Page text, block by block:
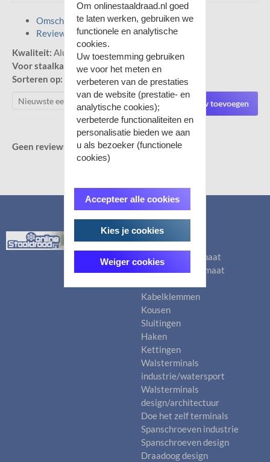
Omschrijving
Reviews
Kwaliteit: Aluminium
Voor staalkabel diameter:2,5mm
Sorteren op:
Review toevoegen
Geen reviews gevonden.
Categorieën
Staalkabels op maat
Dyneemalijn op maat
Kabelklemmen
Kousen
Sluitingen
Haken
Kettingen
Walsterminals
industrie/watersport
Walsterminals
design/architectuur
Doe het zelf terminals
Spanschroeven industrie
Spanschroeven design
Draadoog design
Om onlinestaaldraad.nl goed
te laten werken, gebruiken we
functionele en analytische
cookies.
Uw toestemming gebruiken
we voor het meten en
verbeteren van de prestaties
van de website (prestatie- en
analytische cookies);
verbeterde functionaliteiten en
personalisatie bieden we aan
u als bezoeker (functionele
cookies)
Accepteer alle cookies
Kies je cookies
Weiger cookies